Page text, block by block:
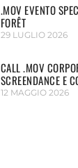
.MOV EVENTO
FORÊT
29 LUGLIO 2026
CALL .MOV
SCREENDANCE E
12 MAGGIO 2026